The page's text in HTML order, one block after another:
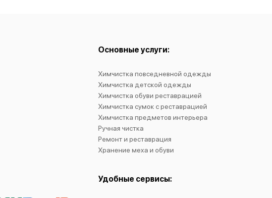
Основные услуги:
Химчистка повседневной одежды
Химчистка детской одежды
Химчистка обуви реставрацией
Химчистка сумок с реставрацией
Химчистка предметов интерьера
Ручная чистка
Ремонт и реставрация
Хранение меха и обуви
Удобные сервисы: